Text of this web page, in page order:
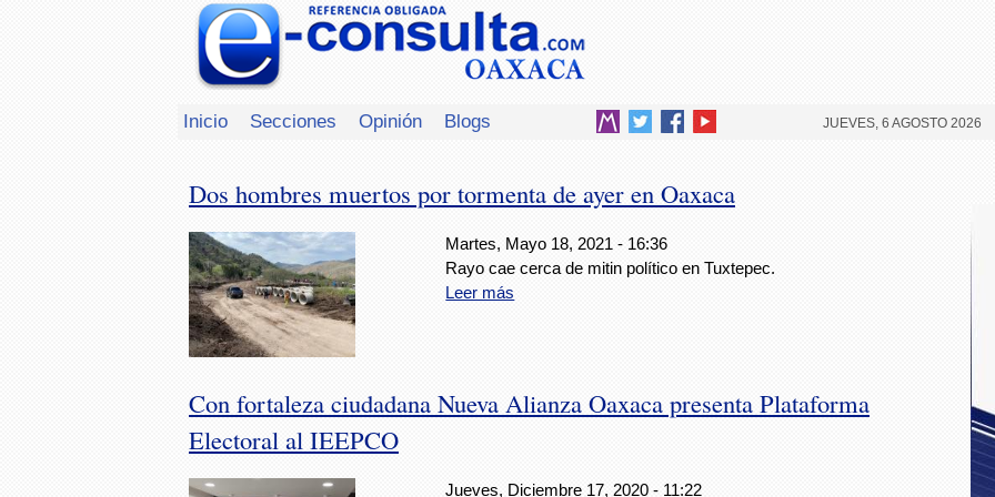
Inicio Secciones Opinión Blogs JUEVES, 6 AGOSTO 2026
Dos hombres muertos por tormenta de ayer en Oaxaca
Martes, Mayo 18, 2021 - 16:36
Rayo cae cerca de mitin político en Tuxtepec.
Leer más
Con fortaleza ciudadana Nueva Alianza Oaxaca presenta Plataforma
Electoral al IEEPCO
Jueves, Diciembre 17, 2020 - 11:22